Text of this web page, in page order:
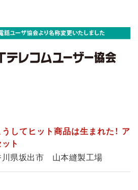
うしてヒット商品は生まれた！ ア
ット
川県坂出市 山本縫製工場